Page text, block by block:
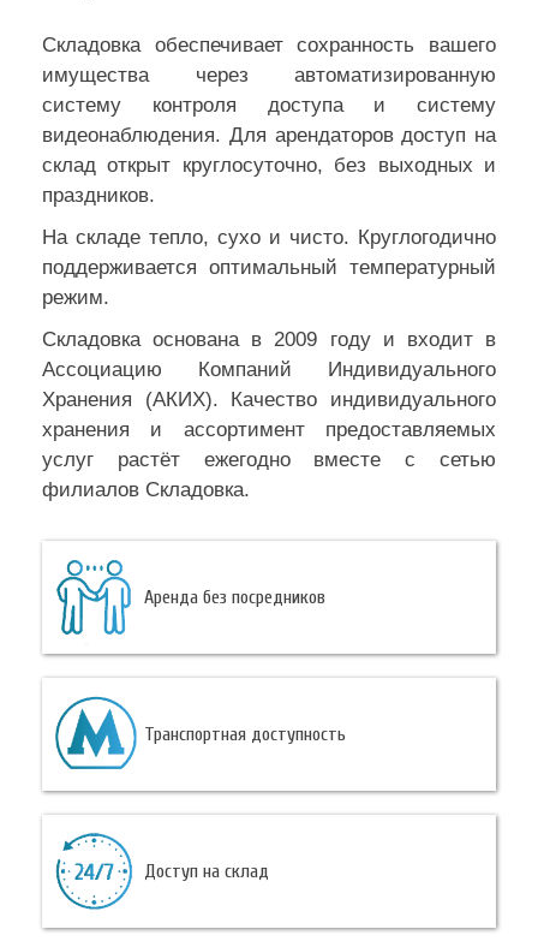
Складовка обеспечивает сохранность вашего
имущества через автоматизированную
систему контроля доступа и систему
видеонаблюдения. Для арендаторов доступ на
склад открыт круглосуточно, без выходных и
праздников.
На складе тепло, сухо и чисто. Круглогодично
поддерживается оптимальный температурный
режим.
Складовка основана в 2009 году и входит в
Ассоциацию Компаний Индивидуального
Хранения (АКИХ). Качество индивидуального
хранения и ассортимент предоставляемых
услуг растёт ежегодно вместе с сетью
филиалов Складовка.
Аренда без посредников
Транспортная доступность
Доступ на склад